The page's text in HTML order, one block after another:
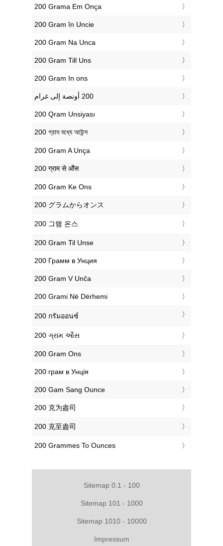
‎200 Grama Em Onça
‎200 Gram în Uncie
‎200 Gram Na Unca
‎200 Gram Till Uns
‎200 Gram In ons
‎200 Qram Unsiyası
‎200 গ্রাম মধ্যে আউন্স
‎200 Gram A Unça
‎200 ग्राम से औंस
‎200 Gram Ke Ons
‎200 グラムからオンス
‎200 그램 온스
‎200 Gram Til Unse
‎200 Грамм в Унция
‎200 Gram V Unča
‎200 Grami Në Dërhemi
‎200 กรัมออนซ์
‎200 ગ્રામ ઔંસ
‎200 Gram Ons
‎200 грам в Унція
‎200 Gam Sang Ounce
‎200 克为盎司
‎200 克至盎司
‎200 Grammes To Ounces
Sitemap 0.1 - 100
Sitemap 101 - 1000
Sitemap 1010 - 10000
Impressum